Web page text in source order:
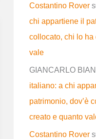
Costantino Rover
chi appartiene il
collocato, chi lo ha
vale
GIANCARLO
italiano: a chi
patrimonio, dov’è
creato e quanto
Costantino Rover